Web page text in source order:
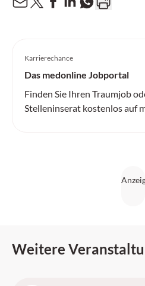
Karrierechance
Das medonline Jobportal
Finden Sie Ihren Traumjob
Stelleninserat kostenlos auf
Weitere